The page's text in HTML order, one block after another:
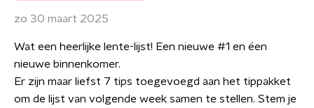
zo 30 maart 2025
Wat een heerlijke lente-lijst! Een nieuwe #1 en éen
nieuwe binnenkomer.
Er zijn maar liefst 7 tips toegevoegd aan het tippakket
om de lijst van volgende week samen te stellen. Stem je